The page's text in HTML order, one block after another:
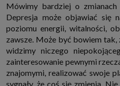
Mówimy bardziej o zmianach
Depresja może objawiać się
poziomu energii, witalności,
zawsze. Może być bowiem
widzimy niczego
zainteresowanie pewnymi
znajomymi, realizować swoje
sygnały, że coś się zmienia.